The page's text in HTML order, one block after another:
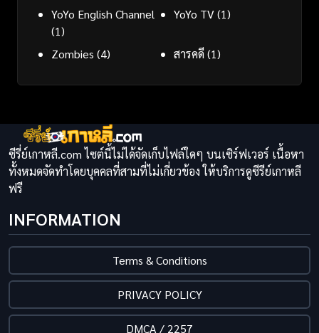
YoYo English Channel
(1)
YoYo TV(1)
Zombies (4) สารคดี(1)
ซีรี่ย์เกาหลี.com ไซต์นี้ไม่ได้จัดเก็บไฟล์ใดๆ บนเซิร์ฟเวอร์ เนื้อหา
ทั้งหมดจัดทำโดยบุคคลที่สามที่ไม่เกี่ยวข้อง ให้บริการดูซีรีย์เกาหลี
ฟรี
INFORMATION
Terms & Conditions
PRIVACY POLICY
DMCA / 2257